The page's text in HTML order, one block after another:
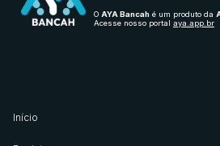
O AYA Bancah é um produto da
Acesse nosso portal aya.app.br
Início